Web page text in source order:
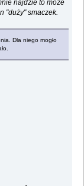
najdzie to może
"duży" smaczek.
Dla niego mogło